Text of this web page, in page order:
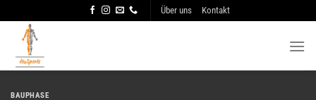
Inhalt
springen
Über uns Kontakt
BAUPHASE